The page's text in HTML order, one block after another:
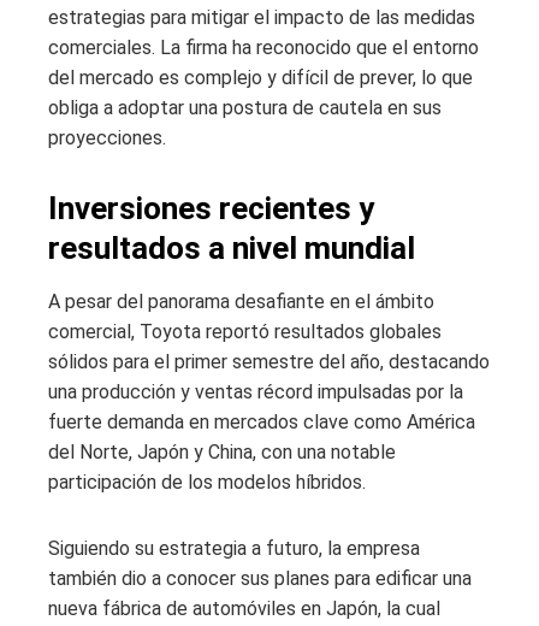
estrategias para mitigar el impacto de las medidas
comerciales. La firma ha reconocido que el entorno
del mercado es complejo y difícil de prever, lo que
obliga a adoptar una postura de cautela en sus
proyecciones.
Inversiones recientes y
resultados a nivel mundial
A pesar del panorama desafiante en el ámbito
comercial, Toyota reportó resultados globales
sólidos para el primer semestre del año, destacando
una producción y ventas récord impulsadas por la
fuerte demanda en mercados clave como América
del Norte, Japón y China, con una notable
participación de los modelos híbridos.
Siguiendo su estrategia a futuro, la empresa
también dio a conocer sus planes para edificar una
nueva fábrica de automóviles en Japón, la cual